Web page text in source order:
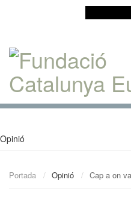
Opinió
Portada Opinió Cap a on